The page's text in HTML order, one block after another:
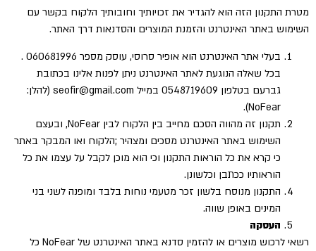
מטרת התקנון הזה הוא להגדיר את זכויותיך וחובותיך הלקוח בקשר עם
השימוש באתר האינטרנט והזמנת המוצרים והסדנאות דרך האתר.
בעלי אתר האינטרנט הוא אופיר סרוסי, עוסק מספר 060681996 .
בכל שאלה הנוגעת לאתר האינטרנט ניתן לפנות אלינו בכתובת
גברעם בטלפון 0548719609 במייל seofir@gmail.com (להלן:
NoFear).
תקנון זה מהווה הסכם מחייב בין הלקוח לבין NoFear, ובעצם
השימוש באתר האינטרנט מסכים ומצהיר ;הלקוח ואו המבקר באתר
כי קרא את כל הוראות התקנון וכי הוא מוכן לקבל על עצמו את כל
הוראותיו ככתבן וכלשונן.
התקנון מנוסח בלשון זכר מטעמי נוחות בלבד ומופנה לשני בני
המינים באופן שווה.
העסקה
רשאי לרכוש מוצרים או להזמין סדנא באתר האינטרנט של NoFear כל